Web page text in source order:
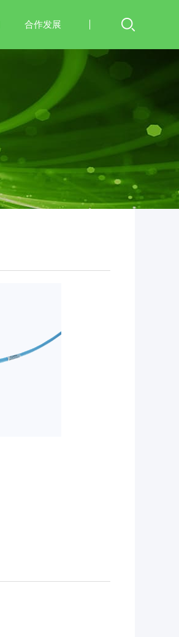
合作发展